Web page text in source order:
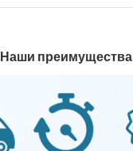
Наши преимущества